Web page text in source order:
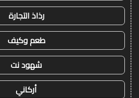
رذاذ التجارة
طعم وكيف
شهود نت
أركاني